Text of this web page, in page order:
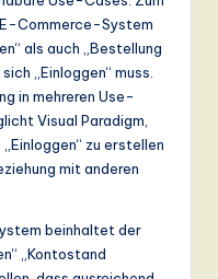
Commerce-System
als auch „Bestellung
„Einloggen“ muss.
in mehreren Use-
Visual Paradigm,
zu erstellen
mit anderen
beinhaltet der
„Kontostand